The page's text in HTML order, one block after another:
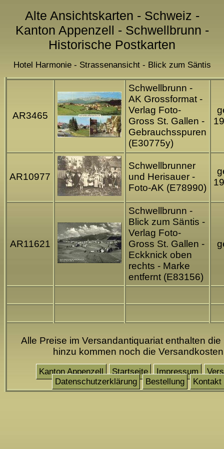
Alte Ansichtskarten - Schweiz -
Kanton Appenzell - Schwellbrunn -
Historische Postkarten
Hotel Harmonie - Strassenansicht - Blick zum Säntis
AR3465
Schwellbrunn -
AK Grossformat -
Verlag Foto-
Gross St. Gallen -
Gebrauchsspuren
(E30775y)
AR10977
Schwellbrunner
und Herisauer -
Foto-AK (E78990)
AR11621
Schwellbrunn -
Blick zum Säntis -
Verlag Foto-
Gross St. Gallen -
Eckknick oben
rechts - Marke
entfernt (E83156)
Alle Preise im Versandantiquariat enthalten die
hinzu kommen noch die Versandkosten
Kanton Appenzell Startseite Impressum
Datenschutzerklärung
Bestellung Kontakt